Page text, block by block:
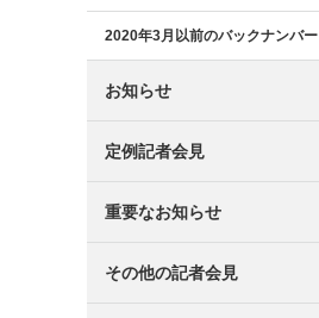
2020年3月以前のバックナンバー
お知らせ
定例記者会見
重要なお知らせ
その他の記者会見